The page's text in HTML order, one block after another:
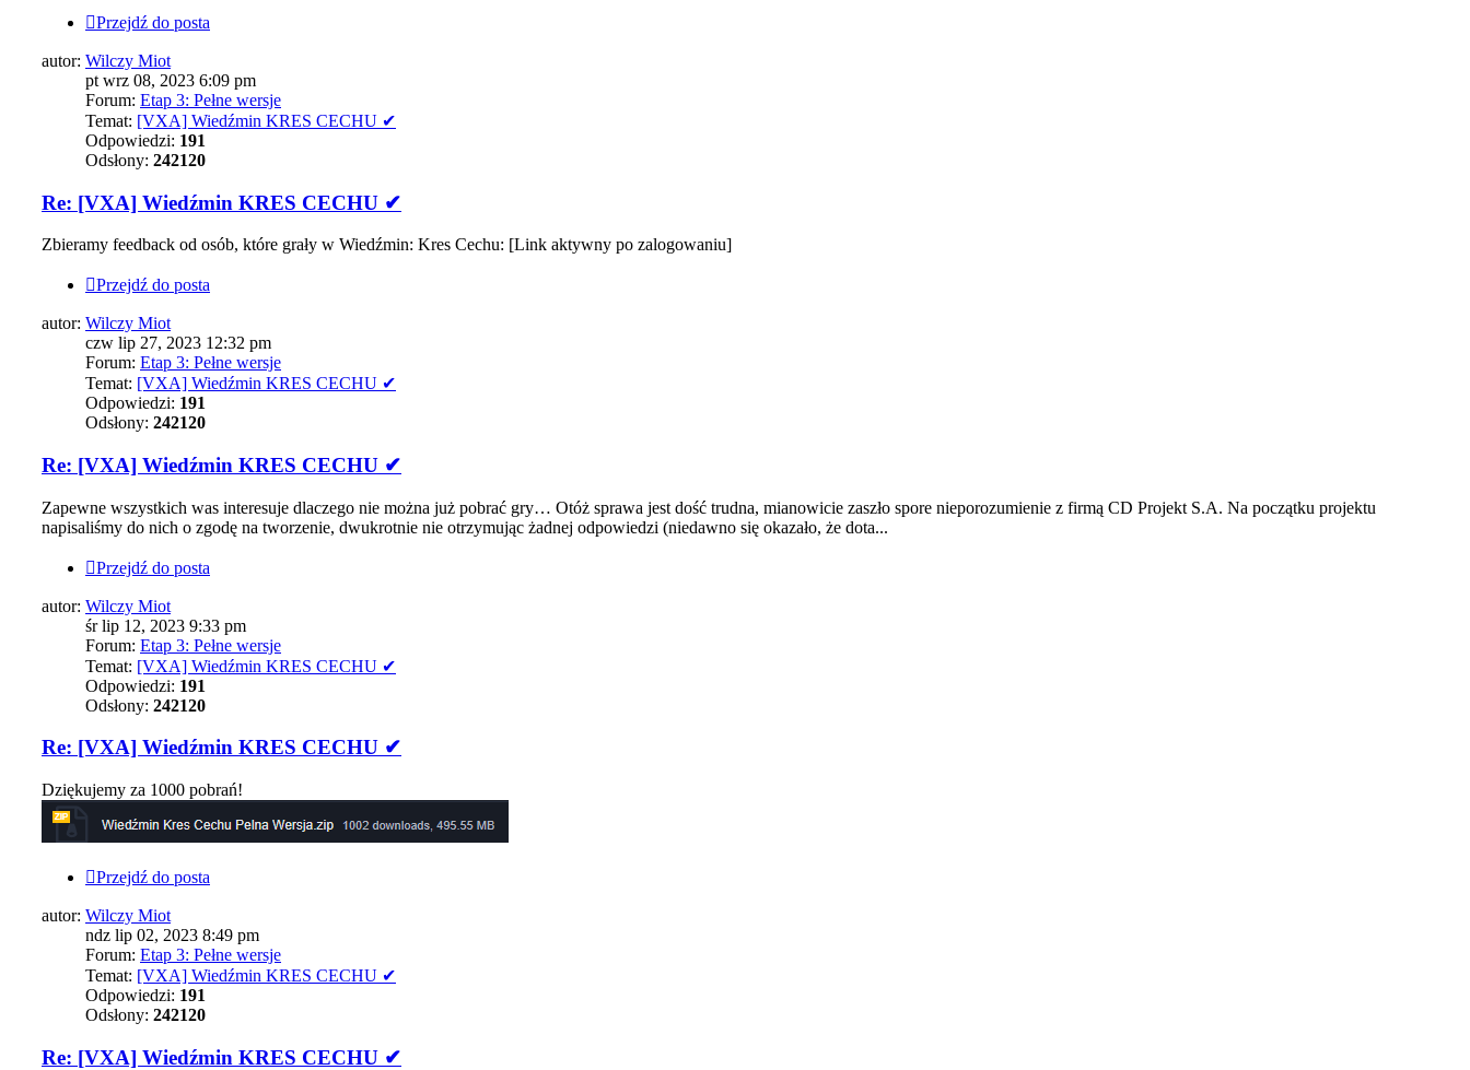
Przejdź do posta
autor: Wilczy Miot
pt wrz 08, 2023 6:09 pm
Forum: Etap 3: Pełne wersje
Temat: [VXA] Wiedźmin KRES CECHU ✔
Odpowiedzi: 191
Odsłony: 242120
Re: [VXA] Wiedźmin KRES CECHU ✔
Zbieramy feedback od osób, które grały w Wiedźmin: Kres Cechu: [Link aktywny po zalogowaniu]
Przejdź do posta
autor: Wilczy Miot
czw lip 27, 2023 12:32 pm
Forum: Etap 3: Pełne wersje
Temat: [VXA] Wiedźmin KRES CECHU ✔
Odpowiedzi: 191
Odsłony: 242120
Re: [VXA] Wiedźmin KRES CECHU ✔
Zapewne wszystkich was interesuje dlaczego nie można już pobrać gry… Otóż sprawa jest dość trudna, mianowicie zaszło spore nieporozumienie z firmą CD Projekt S.A. Na początku projektu
napisaliśmy do nich o zgodę na tworzenie, dwukrotnie nie otrzymując żadnej odpowiedzi (niedawno się okazało, że dota...
Przejdź do posta
autor: Wilczy Miot
śr lip 12, 2023 9:33 pm
Forum: Etap 3: Pełne wersje
Temat: [VXA] Wiedźmin KRES CECHU ✔
Odpowiedzi: 191
Odsłony: 242120
Re: [VXA] Wiedźmin KRES CECHU ✔
Dziękujemy za 1000 pobrań!
Przejdź do posta
autor: Wilczy Miot
ndz lip 02, 2023 8:49 pm
Forum: Etap 3: Pełne wersje
Temat: [VXA] Wiedźmin KRES CECHU ✔
Odpowiedzi: 191
Odsłony: 242120
Re: [VXA] Wiedźmin KRES CECHU ✔